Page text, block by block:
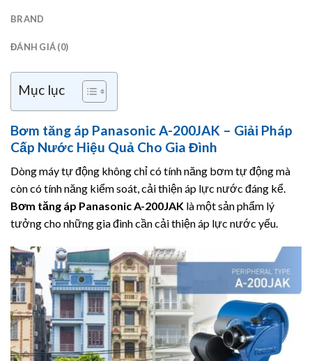
BRAND
ĐÁNH GIÁ (0)
Mục lục
Bơm tăng áp Panasonic A-200JAK – Giải Pháp
Cấp Nước Hiệu Quả Cho Gia Đình
Dòng máy tự động không chỉ có tính năng bơm tự động mà
còn có tính năng kiểm soát, cải thiện áp lực nước đáng kể.
Bơm tăng áp PanasonicA-200JAK là một sản phẩm lý
tưởng cho những gia đình cần cải thiện áp lực nước yếu.